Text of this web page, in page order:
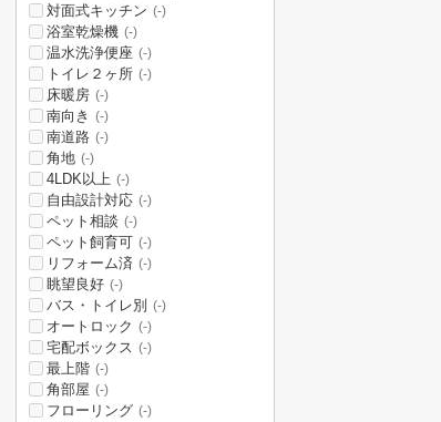
対面式キッチン (-)
浴室乾燥機 (-)
温水洗浄便座 (-)
トイレ２ヶ所 (-)
床暖房 (-)
南向き (-)
南道路 (-)
角地 (-)
4LDK以上 (-)
自由設計対応 (-)
ペット相談 (-)
ペット飼育可 (-)
リフォーム済 (-)
眺望良好 (-)
バス・トイレ別 (-)
オートロック (-)
宅配ボックス (-)
最上階 (-)
角部屋 (-)
フローリング (-)